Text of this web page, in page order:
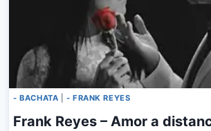
- BACHATA - FRANK REYES
Frank Reyes – Amor a